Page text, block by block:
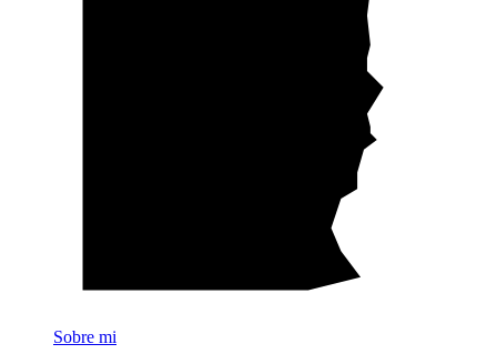
Sobre mi